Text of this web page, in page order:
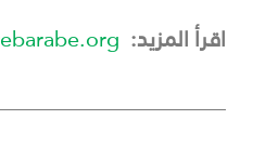
اقرأ المزيد: